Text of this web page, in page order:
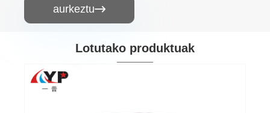
aurkeztu
Lotutako produktuak